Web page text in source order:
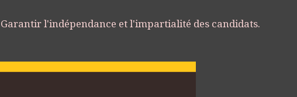
Garantir l'indépendance et l'impartialité des candidats.